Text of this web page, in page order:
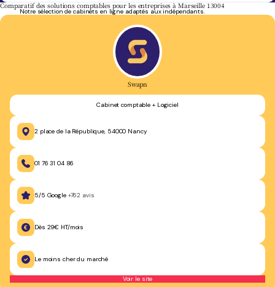
Comparatif des solutions comptables pour les entreprises à Marseille 13004
Notre sélection de cabinets en ligne adaptés aux indépendants.
Swapn
Cabinet comptable + Logiciel
2 place de la République, 54000 Nancy
01 76 31 04 86
5/5 Google +762 avis
Dès 29€ HT/mois
Le moins cher du marché
Voir le site